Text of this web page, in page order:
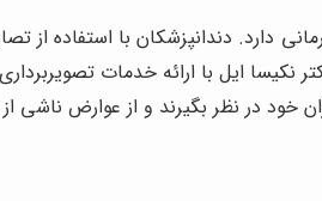
دارد. دندانپزشکان با استفاده از
نکیسا ایل با ارائه خدمات
خود در نظر بگیرند و از عوارض